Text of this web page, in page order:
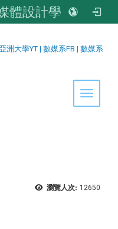
體設計學系
洲大學YT| 數媒系FB | 數媒系
Toggle
瀏覽人次: 12650